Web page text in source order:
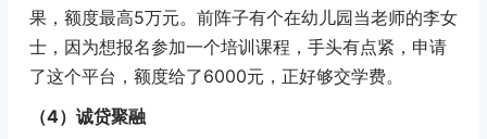
果，额度最高5万元。前阵子有个在幼儿园当老师的李女
士，因为想报名参加一个培训课程，手头有点紧，申请
了这个平台，额度给了6000元，正好够交学费。
（4）诚贷聚融